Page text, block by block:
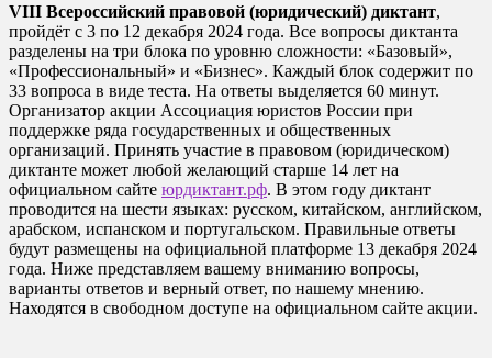
VIII Всероссийский правовой (юридический) диктант,
пройдёт с 3 по 12 декабря 2024 года. Все вопросы диктанта
разделены на три блока по уровню сложности: «Базовый»,
«Профессиональный» и «Бизнес». Каждый блок содержит по
33 вопроса в виде теста. На ответы выделяется 60 минут.
Организатор акции Ассоциация юристов России при
поддержке ряда государственных и общественных
организаций. Принять участие в правовом (юридическом)
диктанте может любой желающий старше 14 лет на
официальном сайте юрдиктант.рф. В этом году диктант
проводится на шести языках: русском, китайском, английском,
арабском, испанском и португальском. Правильные ответы
будут размещены на официальной платформе 13 декабря 2024
года. Ниже представляем вашему вниманию вопросы,
варианты ответов и верный ответ, по нашему мнению.
Находятся в свободном доступе на официальном сайте акции.